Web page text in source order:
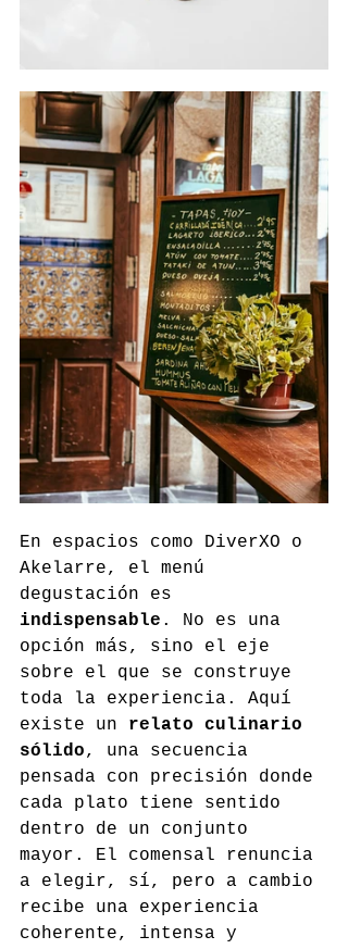
En espacios como DiverXO o
Akelarre, el menú
degustación es
indispensable . No es una
opción más, sino el eje
sobre el que se construye
toda la experiencia. Aquí
existe un relato culinario
sólido, una secuencia
pensada con precisión donde
cada plato tiene sentido
dentro de un conjunto
mayor. El comensal renuncia
a elegir, sí, pero a cambio
recibe una experiencia
coherente, intensa y